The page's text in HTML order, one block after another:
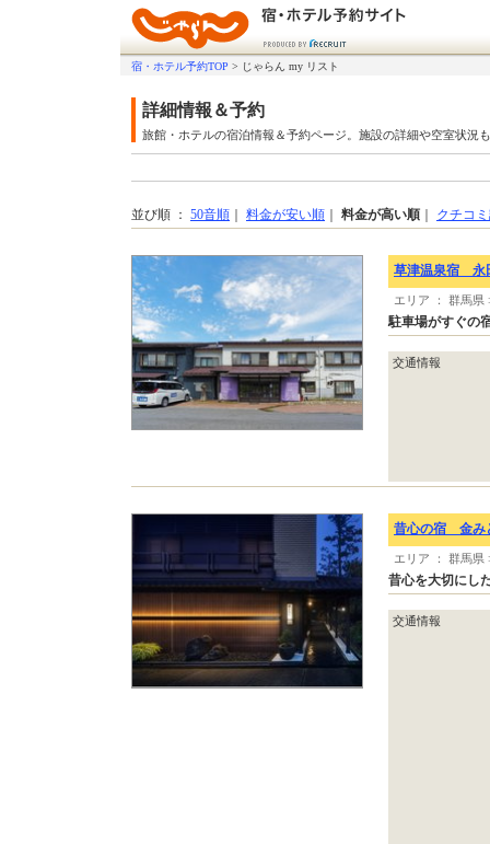
宿・ホテル予約TOP > じゃらん my リスト
詳細情報＆予約
旅館・ホテルの宿泊情報＆予約ページ。施設の詳細や空室状況
並び順 ： 50音順 料金が安い順 料金が高い順 クチコ
草津温泉宿 永
エリア ： 群馬県
駐車場がすぐの
交通情報
昔心の宿 金み
エリア ： 群馬県
昔心を大切にし
交通情報